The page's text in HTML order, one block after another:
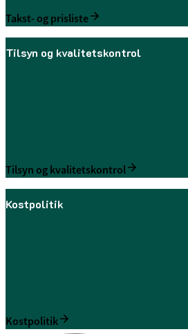
Takst-­ og prisliste
Tilsyn og kvalitetskontrol
Tilsyn og kvalitetskontrol
Kostpolitik
Kostpolitik